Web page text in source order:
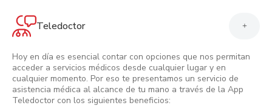
Teledoctor +
Hoy en día es esencial contar con opciones que nos permitan
acceder a servicios médicos desde cualquier lugar y en
cualquier momento. Por eso te presentamos un servicio de
asistencia médica al alcance de tu mano a través de la App
Teledoctor con los siguientes beneficios: